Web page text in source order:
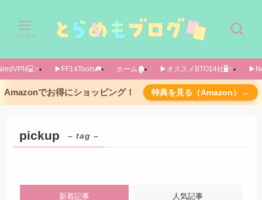
メニュー
▶FF14Tools🎮️ ホーム🏚️ ▶オススメBTO14社🖥️✨️
Amazonでお得にショッピング！ 特典を見る（Amazon）→
pickup – tag –
新着記事 人気記事